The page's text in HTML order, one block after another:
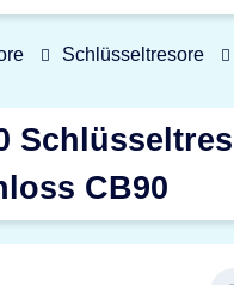
Schlüsseltresore
CB90